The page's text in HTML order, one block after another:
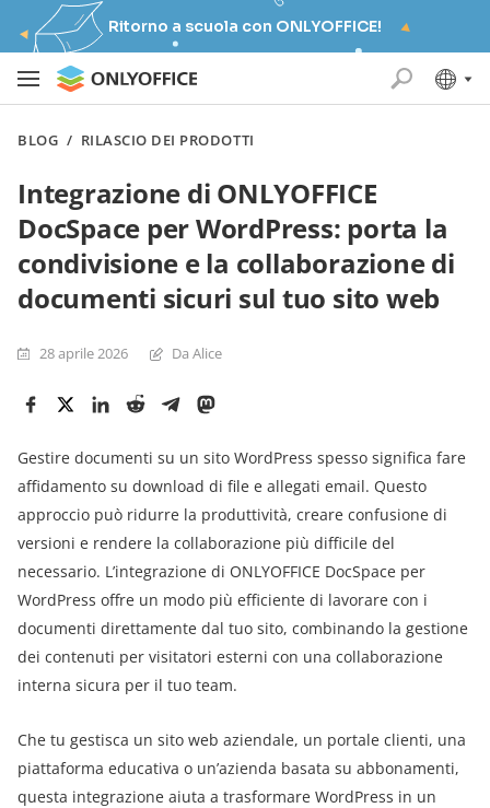
Ritorno a scuola con ONLYOFFICE!
BLOG / RILASCIO DEI PRODOTTI
Integrazione di ONLYOFFICE
DocSpace per WordPress: porta la
condivisione e la collaborazione di
documenti sicuri sul tuo sito web
28 aprile 2026 Da Alice
Gestire documenti su un sito WordPress spesso significa fare
affidamento su download di file e allegati email. Questo
approccio può ridurre la produttività, creare confusione di
versioni e rendere la collaborazione più difficile del
necessario. L’integrazione di ONLYOFFICE DocSpace per
WordPress offre un modo più efficiente di lavorare con i
documenti direttamente dal tuo sito, combinando la gestione
dei contenuti per visitatori esterni con una collaborazione
interna sicura per il tuo team.
Che tu gestisca un sito web aziendale, un portale clienti, una
piattaforma educativa o un’azienda basata su abbonamenti,
questa integrazione aiuta a trasformare WordPress in un